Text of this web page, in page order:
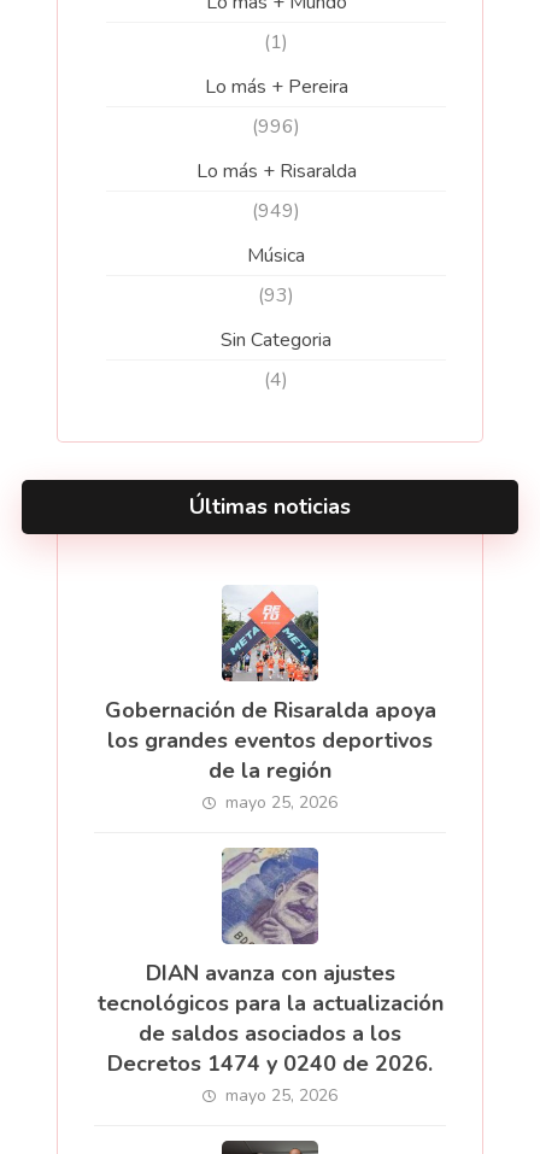
(1)
Lo más + Pereira
(996)
Lo más + Risaralda
(949)
Música
(93)
Sin Categoria
(4)
Últimas noticias
Gobernación de Risaralda apoya
los grandes eventos deportivos
de la región
mayo 25, 2026
DIAN avanza con ajustes
tecnológicos para la actualización
de saldos asociados a los
Decretos 1474 y 0240 de 2026.
mayo 25, 2026